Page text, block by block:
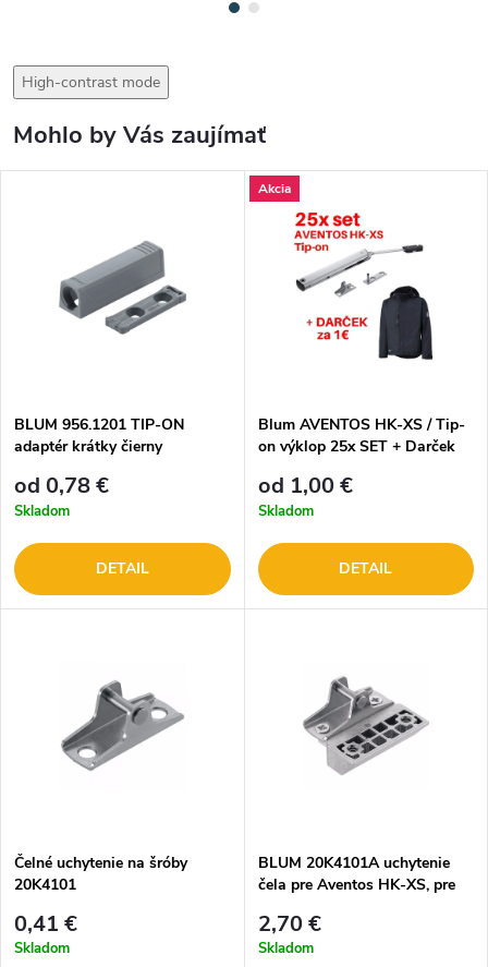
High-contrast mode
Mohlo by Vás zaujímať
BLUM 956.1201 TIP-ON
adaptér krátky čierny
od 0,78 €
Skladom
DETAIL
Akcia
Blum AVENTOS HK-XS / Tip-
on výklop 25x SET + Darček
od 1,00 €
Skladom
DETAIL
Čelné uchytenie na šróby
20K4101
0,41 €
Skladom
BLUM 20K4101A uchytenie
čela pre Aventos HK-XS, pre
2,70 €
Skladom